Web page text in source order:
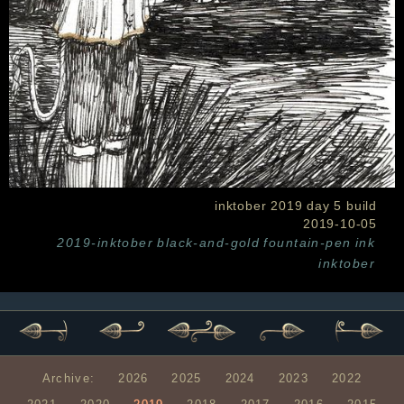
inktober 2019 day 5 build
2019-10-05
2019-inktober black-and-gold fountain-pen ink
inktober
Archive: 2026 2025 2024 2023
2022